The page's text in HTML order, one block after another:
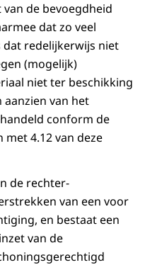
de bevoegdheid
dat zo veel
redelijkerwijs niet
(mogelijk)
niet ter beschikking
aanzien van het
conform de
met 4.12 van deze
de rechter-
van een voor
en bestaat een
van de